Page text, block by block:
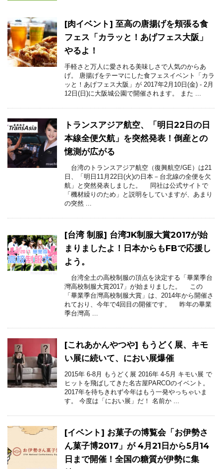
[肉イベント] 至高の唐揚げを頬張る食
フェス「カラッと！あげフェス大阪」
やるよ！
手軽さと万人に愛される美味しさで人気のからあ
げ。 唐揚げをテーマにした食フェスイベント「カラ
ッと！あげフェス大阪」が 2017年2月10日(金) - 2月
12日(日)に大阪城公園で開催されます。 また ...
トランスアジア航空、「明日22日の日
本線全便欠航」を突然発表！倒産との
憶測が広がる
台湾のトランスアジア航空（復興航空/GE）は21
日、「明日11月22日(火)の日本－台北線の全便を欠
航」と突然発表しました。 同社は公式サイトで
「機材繰りのため」と説明をしていますが、あまり
の突然 ...
[台湾 制服] 台湾JK制服大賞2017が始
まりましたよ！日本からもFBで応援し
よう。
台湾全土の高校制服の頂点を決定する「畢業季台
灣高校制服大賞2017」が始まりました。 この
「畢業季台灣高校制服大賞」は、2014年から開催さ
れており、今年で4回目の開催です。 昨年の畢業
季台灣高 ...
[これあかんやつや] もうどく展、キモ
い展に続いて、におい展爆催
2015年 6-8月 もうどく展 2016年 4-5月 キモい展 で
ヒットを飛ばしてきた名古屋PARCOのイベント。
2017年を待ちきれず今年はもう一発やっちゃいま
す。 今度は「におい展」だ！ 名前か ...
[イベント] お菓子の博覧会「お伊勢さ
ん菓子博2017」が 4月21日から5月14
日まで開催！全国の糖質が伊勢に集